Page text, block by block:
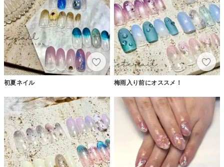
初夏ネイル 梅雨入り前にオススメ！